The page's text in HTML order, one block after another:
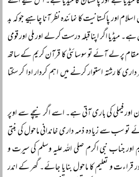
اور پاکستانیت کا نمائندہ نظر آنا چاہیے جو کہ بد
میڈیا اگر اپنا قبلہ درست کر لے اور ملی اور قومی
مقام پر لے آئے تو سوسائٹی کا قرآن کریم کے ساتھ
کا رشتہ استوار کرنے میں اہم کردار ادا کر سکتا
اور فیملی کی باری آتی ہے۔ اسے اگر نیچے سے اوپر
سب سے زیادہ ذمہ داری خاندانی ماحول کی بنتی
جناب نبی اکرم صلی اللہ علیہ وسلم کی سیرت و
و تعلیم کا ماحول بنایا جائے۔ گھر کے اندر